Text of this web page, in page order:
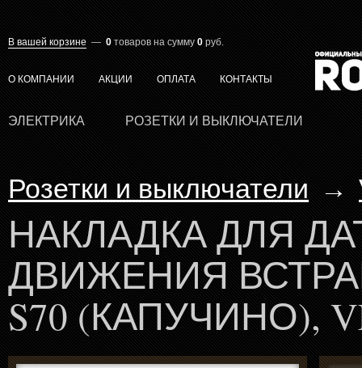
В вашей корзине — 0 товаров на сумму 0 руб.
О КОМПАНИИ АКЦИИ ОПЛАТА КОНТАКТЫ
ЭЛЕКТРИКА РОЗЕТКИ И ВЫКЛЮЧАТЕЛИ
Розетки и выключатели →
НАКЛАДКА ДЛЯ
ДВИЖЕНИЯ
S70 (КАПУЧИНО),